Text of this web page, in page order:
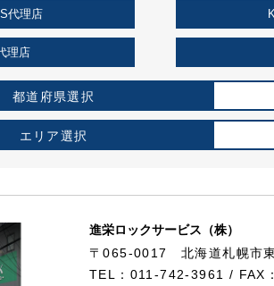
企業様採用事例
代理店
理店
都道府県選択
エリア選択
進栄ロックサービス（株）
〒065-0017 北海道札幌市
TEL：011-742-3961 / FAX